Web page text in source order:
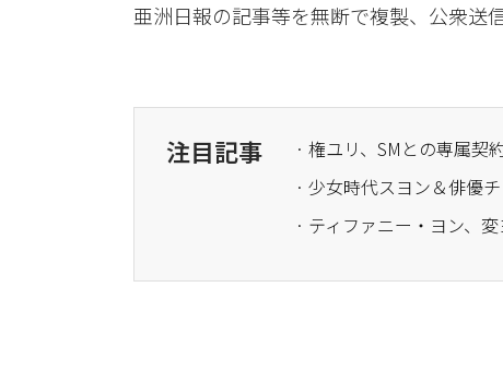
亜洲日報の記事等を無断で複製、公衆送
注目記事
· 権ユリ、SMとの専属契
· ティファニー・ヨン、